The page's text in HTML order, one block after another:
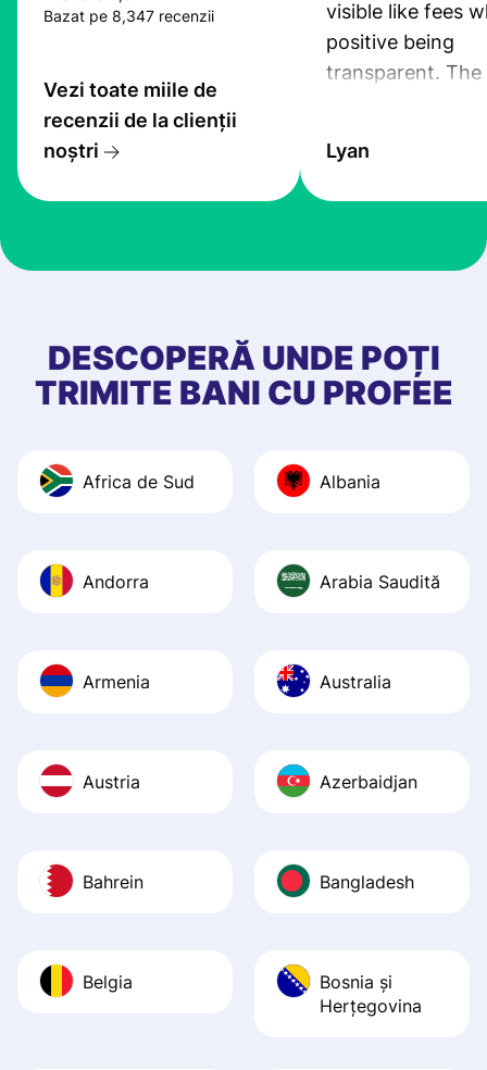
Bazat pe 8,347 recenzii
Vezi toate miile de
recenzii de la clienții
noștri
visible like fees
positive being
transparent. The
the exchange
at Profee is very
first started
app, and they
quick to provide
Lyan
DESCOPERĂ UNDE POȚI
TRIMITE BANI CU PROFEE
Africa de Sud Albania
Andorra Arabia Saudită
Armenia Australia
Austria Azerbaidjan
Bahrein Bangladesh
Belgia
Bosnia şi
Herţegovina